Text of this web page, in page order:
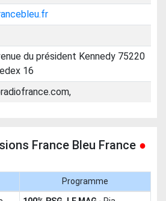
du président Kennedy 75220
16
France Bleu France ●
Programme